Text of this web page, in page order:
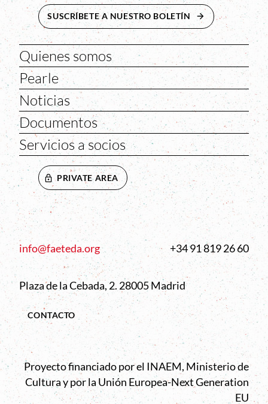
SUSCRÍBETE A NUESTRO BOLETÍN ABRE EN NUEVA
Quienes somos
Pearle
Noticias
Documentos
Servicios a socios
PRIVATE AREA
info@faeteda.org +34 91 819 26 60
Plaza de la Cebada, 2. 28005 Madrid
CONTACTO
Proyecto financiado por el INAEM, Ministerio de
Cultura y por la Unión Europea-Next Generation
EU